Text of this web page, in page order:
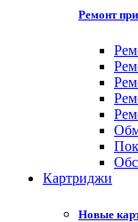
Ремонт
Картриджи
Новые